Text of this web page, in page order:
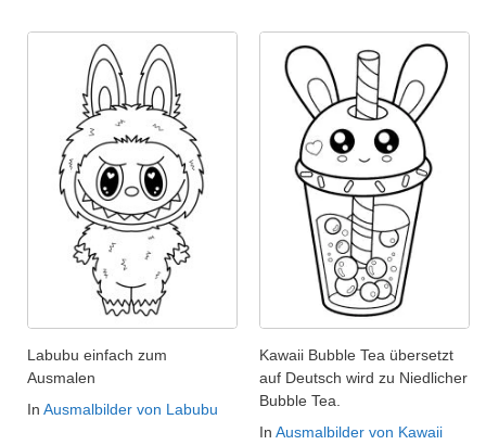
Labubu einfach zum
Ausmalen
In Ausmalbilder von Labubu
Kawaii Bubble Tea übersetzt
auf Deutsch wird zu Niedlicher
Bubble Tea.
In Ausmalbilder von Kawaii